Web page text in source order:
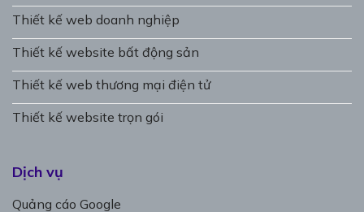
Thiết kế web doanh nghiệp
Thiết kế website bất động sản
Thiết kế web thương mại điện tử
Thiết kế website trọn gói
Dịch vụ
Quảng cáo Google